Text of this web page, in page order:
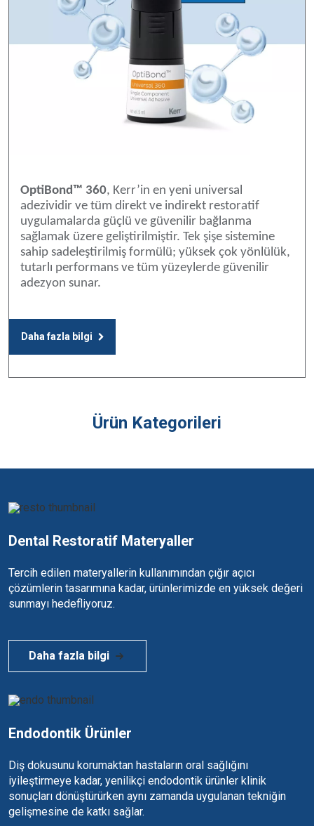
OptiBond™ 360, Kerr’in en yeni universal
adezividir ve tüm direkt ve indirekt restoratif
uygulamalarda güçlü ve güvenilir bağlanma
sağlamak üzere geliştirilmiştir. Tek şişe sistemine
sahip sadeleştirilmiş formülü; yüksek çok yönlülük,
tutarlı performans ve tüm yüzeylerde güvenilir
adezyon sunar.
Daha fazla bilgi
Ürün Kategorileri
Dental Restoratif Materyaller
Tercih edilen materyallerin kullanımından çığır açıcı
çözümlerin tasarımına kadar, ürünlerimizde en yüksek değeri
sunmayı hedefliyoruz.
Daha fazla bilgi
Endodontik Ürünler
Diş dokusunu korumaktan hastaların oral sağlığını
iyileştirmeye kadar, yenilikçi endodontik ürünler klinik
sonuçları dönüştürürken aynı zamanda uygulanan tekniğin
gelişmesine de katkı sağlar.